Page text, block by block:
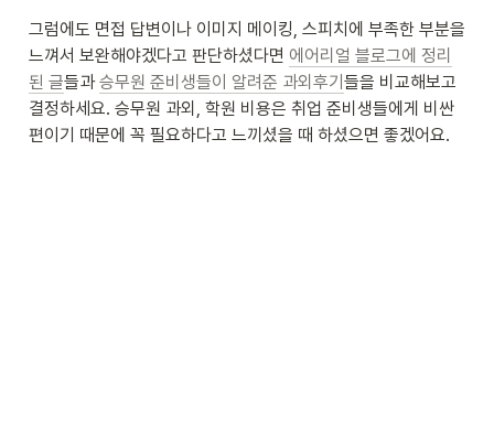
그럼에도 면접 답변이나 이미지 메이킹, 스피치에 부족한 부분을
느껴서 보완해야겠다고 판단하셨다면 에어리얼 블로그에 정리
된 글들과 승무원 준비생들이 알려준 과외후기 들을 비교해보고
결정하세요. 승무원 과외, 학원 비용은 취업 준비생들에게 비싼
편이기 때문에 꼭 필요하다고 느끼셨을 때 하셨으면 좋겠어요.